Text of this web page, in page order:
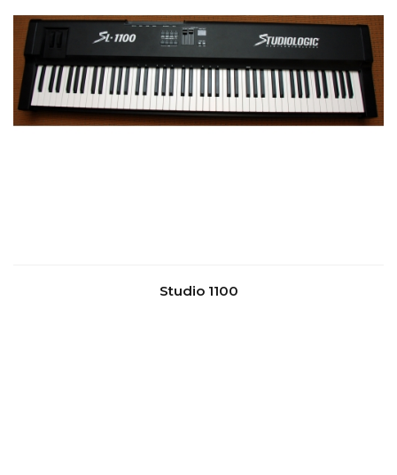
Studio 1100